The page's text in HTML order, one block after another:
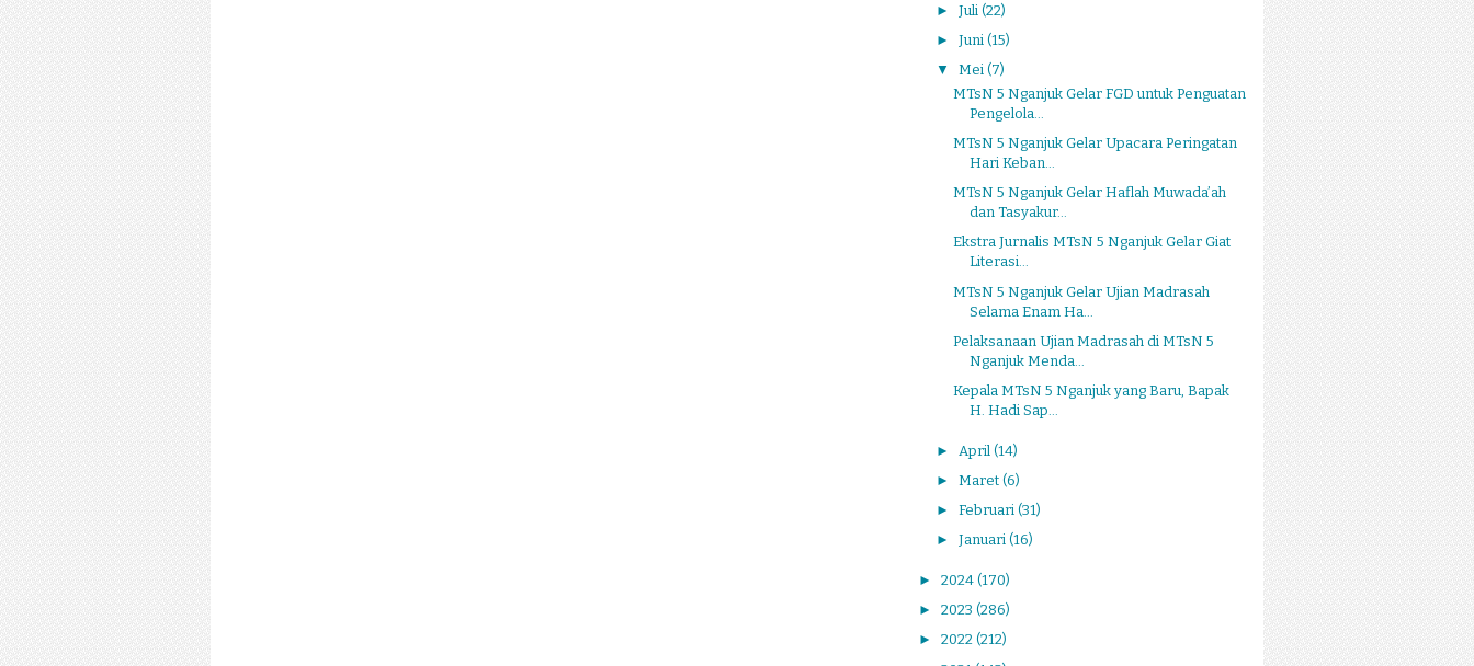
► Juli (22)
► Juni (15)
▼ Mei (7)
MTsN 5 Nganjuk Gelar FGD untuk Penguatan
Pengelola...
MTsN 5 Nganjuk Gelar Upacara Peringatan
Hari Keban...
MTsN 5 Nganjuk Gelar Haflah Muwada’ah
dan Tasyakur...
Ekstra Jurnalis MTsN 5 Nganjuk Gelar Giat
Literasi...
MTsN 5 Nganjuk Gelar Ujian Madrasah
Selama Enam Ha...
Pelaksanaan Ujian Madrasah di MTsN 5
Nganjuk Menda...
Kepala MTsN 5 Nganjuk yang Baru, Bapak
H. Hadi Sap...
► April (14)
► Maret (6)
► Februari (31)
► Januari (16)
► 2024 (170)
► 2023 (286)
► 2022 (212)